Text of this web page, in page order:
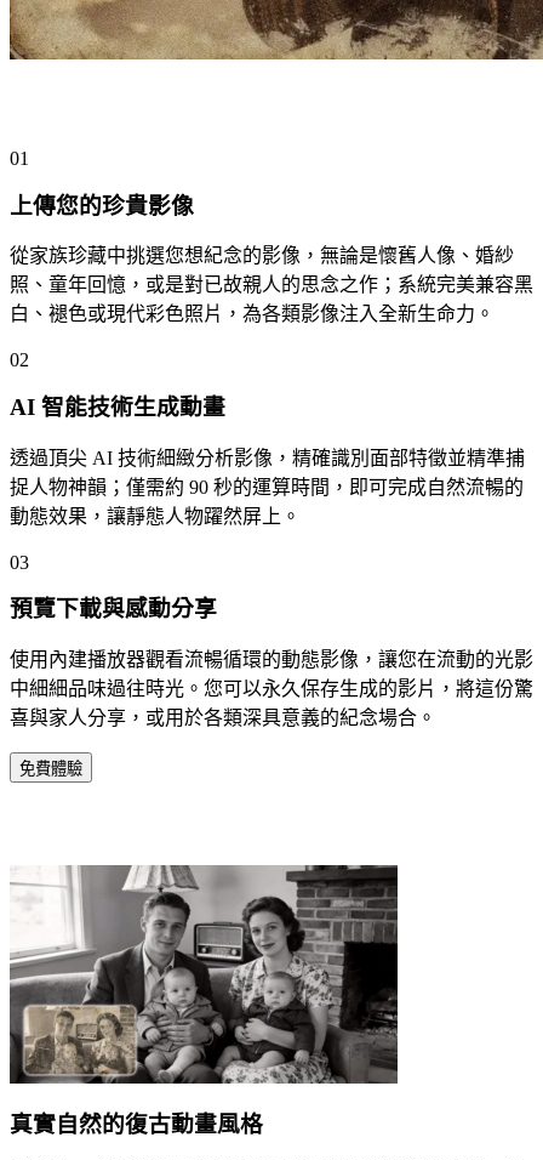
01
上傳您的珍貴影像
從家族珍藏中挑選您想紀念的影像，無論是懷舊人像、婚紗
照、童年回憶，或是對已故親人的思念之作；系統完美兼容黑
白、褪色或現代彩色照片，為各類影像注入全新生命力。
02
AI 智能技術生成動畫
透過頂尖 AI 技術細緻分析影像，精確識別面部特徵並精準捕
捉人物神韻；僅需約 90 秒的運算時間，即可完成自然流暢的
動態效果，讓靜態人物躍然屏上。
03
預覽下載與感動分享
使用內建播放器觀看流暢循環的動態影像，讓您在流動的光影
中細細品味過往時光。您可以永久保存生成的影片，將這份驚
喜與家人分享，或用於各類深具意義的紀念場合。
免費體驗
真實自然的復古動畫風格